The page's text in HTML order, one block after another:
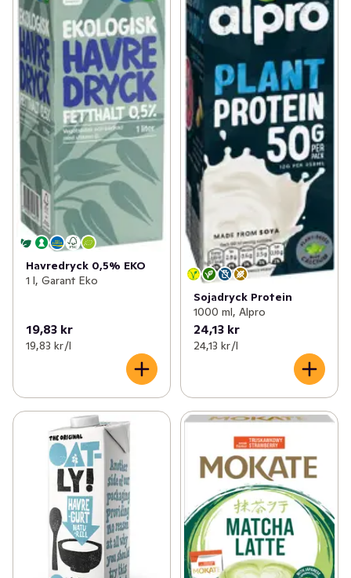
Havredryck 0,5% EKO
1 l, Garant Eko
19,83 kr
19,83 kr /l
Sojadryck Protein
1000 ml, Alpro
24,13 kr
24,13 kr /l